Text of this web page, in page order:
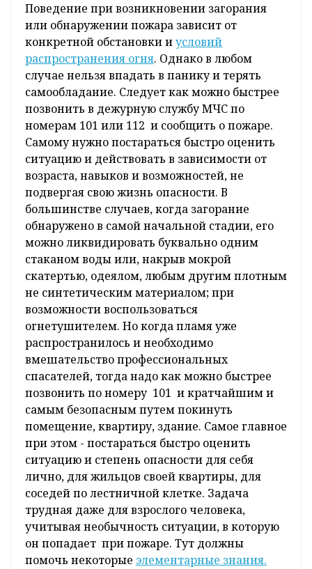
Поведение при возникновении загорания
или обнаружении пожара зависит от
конкретной обстановки иусловий
распространения огня. Однако в любом
случае нельзя впадать в панику и терять
самообладание. Следует как можно быстрее
позвонить в дежурную службу МЧС по
номерам 101 или 112 и сообщить о пожаре.
Самому нужно постараться быстро оценить
ситуацию и действовать в зависимости от
возраста, навыков и возможностей, не
подвергая свою жизнь опасности. В
большинстве случаев, когда загорание
обнаружено в самой начальной стадии, его
можно ликвидировать буквально одним
стаканом воды или, накрыв мокрой
скатертью, одеялом, любым другим плотным
не синтетическим материалом; при
возможности воспользоваться
огнетушителем. Но когда пламя уже
распространилось и необходимо
вмешательство профессиональных
спасателей, тогда надо как можно быстрее
позвонить по номеру 101 и кратчайшим и
самым безопасным путем покинуть
помещение, квартиру, здание. Самое главное
при этом - постараться быстро оценить
ситуацию и степень опасности для себя
лично, для жильцов своей квартиры, для
соседей по лестничной клетке. Задача
трудная даже для взрослого человека,
учитывая необычность ситуации, в которую
он попадает при пожаре. Тут должны
помочь некоторые элементарные знания.